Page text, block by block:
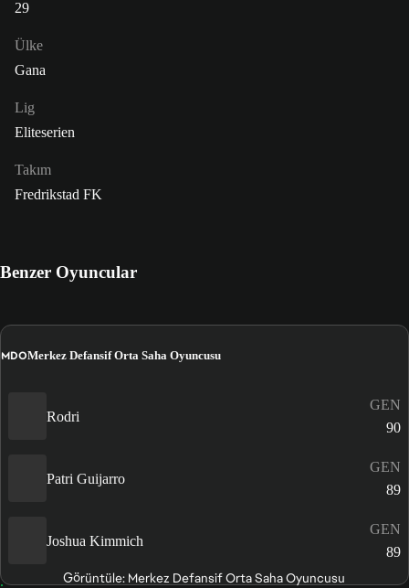
29
Ülke
Gana
Lig
Eliteserien
Takım
Fredrikstad FK
Benzer Oyuncular
MDOMerkez Defansif Orta Saha Oyuncusu
Rodri
GEN
90
Patri Guijarro
GEN
89
Joshua Kimmich
GEN
89
Görüntüle: Merkez Defansif Orta Saha Oyuncusu